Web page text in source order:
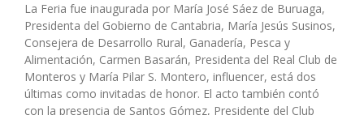
La Feria fue inaugurada por María José Sáez de Buruaga,
Presidenta del Gobierno de Cantabria, María Jesús Susinos,
Consejera de Desarrollo Rural, Ganadería, Pesca y
Alimentación, Carmen Basarán, Presidenta del Real Club de
Monteros y María Pilar S. Montero, influencer, está dos
últimas como invitadas de honor. El acto también contó
con la presencia de Santos Gómez, Presidente del Club